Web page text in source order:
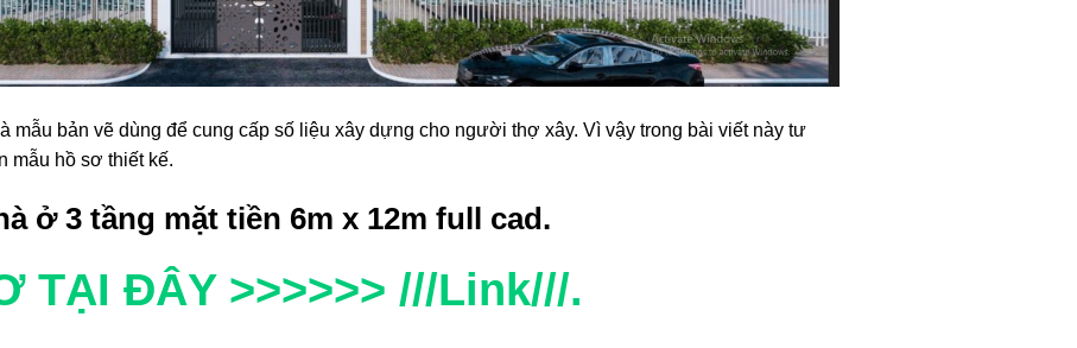
là mẫu bản vẽ dùng để cung cấp số liệu xây dựng cho người thợ xây. Vì vậy trong bài viết này tư
mẫu hồ sơ thiết kế.
ở 3 tầng mặt tiền 6m x 12m full cad.
TẠI ĐÂY >>>>>> ///Link///.